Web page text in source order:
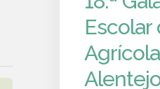
Escolar